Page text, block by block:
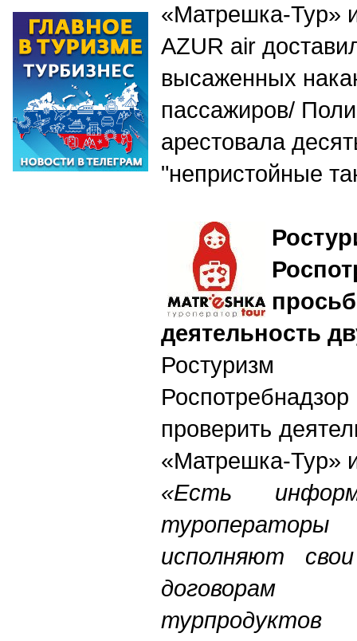
«Матрешка-Тур»
AZUR air
высаженных
пассажиров/
арестовала
"непристойные
деятельность
проверить
«Матрешка-Тур»
«Есть
исполняют
договорам